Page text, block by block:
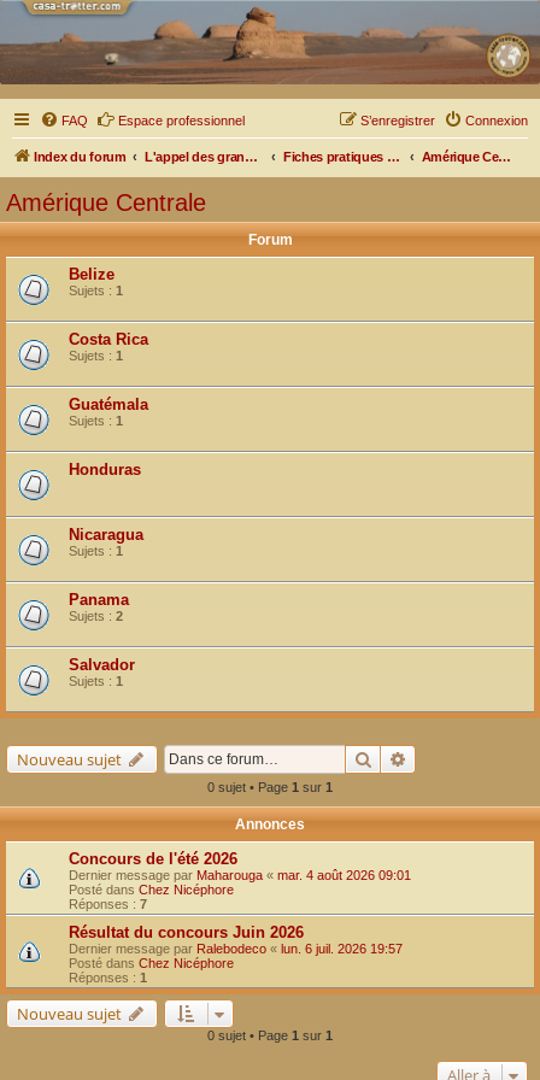
FAQ Espace professionnel Connexion
S’enregistrer
Index du forum L'appel des grands espaces Fiches pratiques par pays, pistes et bivouacs Amérique Centrale
Amérique Centrale
Forum
Belize
Sujets : 1
Costa Rica
Sujets : 1
Guatémala
Sujets : 1
Honduras
Nicaragua
Sujets : 1
Panama
Sujets : 2
Salvador
Sujets : 1
Nouveau sujet Rechercher
0 sujet • Page 1 sur 1
Annonces
Concours de l'été 2026
Dernier message par Maharouga « mar. 4 août 2026 09:01
Posté dans Chez Nicéphore
Réponses : 7
Résultat du concours Juin 2026
Dernier message par Ralebodeco « lun. 6 juil. 2026 19:57
Posté dans Chez Nicéphore
Réponses : 1
Nouveau sujet
0 sujet • Page 1 sur 1
Aller à